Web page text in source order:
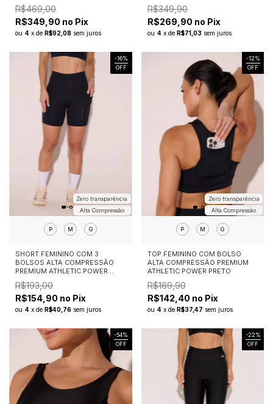
R$469,00
R$349,90 no Pix
ou 4 x de R$92,08 sem juros
R$349,90
R$269,90 no Pix
ou 4 x de R$71,03 sem juros
-16%
OFF
Alta Compressão
Zero transparência
P M G
SHORT FEMININO COM 3
BOLSOS ALTA COMPRESSÃO
PREMIUM ATHLETIC POWER
PRETO
R$193,00
R$154,90 no Pix
ou 4 x de R$40,76 sem juros
-12%
OFF
Alta Compressão
Zero transparência
P M G
TOP FEMININO COM BOLSO
ALTA COMPRESSÃO PREMIUM
ATHLETIC POWER PRETO
R$169,90
R$142,40 no Pix
ou 4 x de R$37,47 sem juros
-54%
OFF
-22%
OFF